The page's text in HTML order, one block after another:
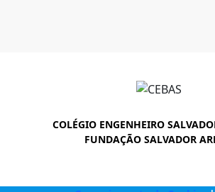
COLÉGIO ENGENHEIRO
FUNDAÇÃO SALVADOR